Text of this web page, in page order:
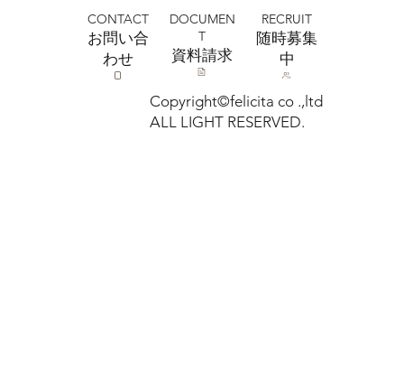
Copyright©felicita co .,ltd
ALL LIGHT RESERVED.
CONTACT
お問い合
わせ
DOCUMEN
T
​資料請求
RECRUIT
​随時募集
中